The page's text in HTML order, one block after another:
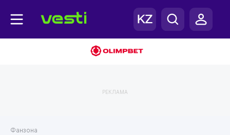
РЕКЛАМА
Фанзона